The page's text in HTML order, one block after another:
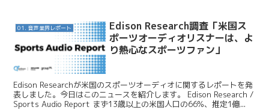
01. 音声業界レポート
Edison Research調査「米国ス
ポーツオーディオリスナーは、よ
り熱心なスポーツファン」
Edison Researchが米国のスポーツオーディオに関するレポートを発
表しました。今日はこのニュースを紹介します。 Edison Research /
Sports Audio Report まず13歳以上の米国人口の66%、推定1億...